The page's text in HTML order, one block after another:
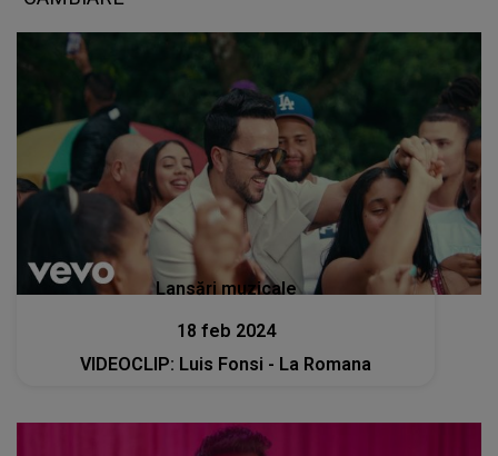
Lansări muzicale
18 feb 2024
VIDEOCLIP: Luis Fonsi - La Romana